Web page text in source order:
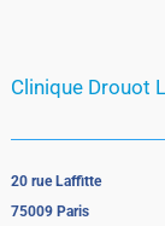
Clinique Drouot
20 rue Laffitte
75009 Paris